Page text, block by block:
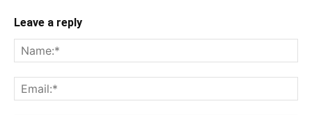
Leave a reply